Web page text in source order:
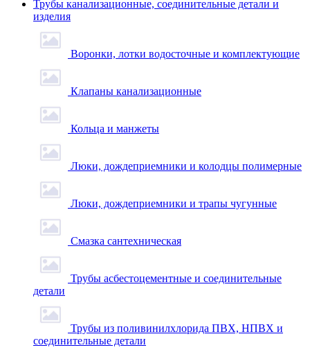
Трубы канализационные, соединительные детали и
изделия
Воронки, лотки водосточные и комплектующие
Клапаны канализационные
Кольца и манжеты
Люки, дождеприемники и колодцы полимерные
Люки, дождеприемники и трапы чугунные
Смазка сантехническая
Трубы асбестоцементные и соединительные
детали
Трубы из поливинилхлорида ПВХ, НПВХ и
соединительные детали